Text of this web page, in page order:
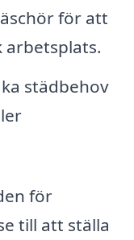
för att
arbetsplats.
städbehov
för
till att ställa